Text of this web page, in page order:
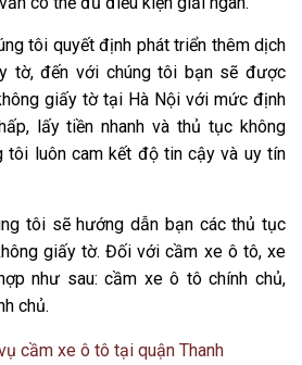
tôi quyết định phát triển thêm dịch
tờ, đến với chúng tôi bạn sẽ được
giấy tờ tại Hà Nội với mức định
lấy tiền nhanh và thủ tục không
tôi luôn cam kết độ tin cậy và uy tín
tôi sẽ hướng dẫn bạn các thủ tục
giấy tờ. Đối với cầm xe ô tô, xe
như sau: cầm xe ô tô chính chủ,
chủ.
cầm xe ô tô tại quận Thanh